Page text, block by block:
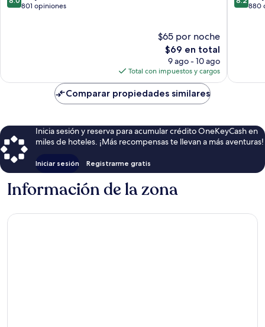
de 801 opiniones
$65 por noche
El
precio
actual
es
de
$69
$69 en total
9 ago - 10 ago
Total con impuestos y cargos
de
de 880
Comparar propiedades similares
Inicia sesión y reserva para acumular crédito OneKeyCash en
miles de hoteles. ¡Más recompensas te llevan a más aventuras!
Iniciar sesión Registrarme gratis
Información de la zona